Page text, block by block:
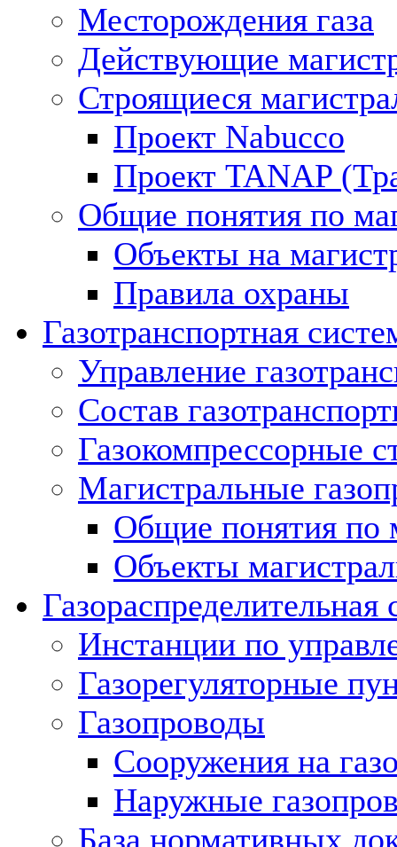
Месторождения газа
Действующие
Строящиеся
Проект Nabucco
Проект TANAP
Общие понятия по
Объекты на
Правила охраны
Газотранспортная
Управление
Состав
Газокомпрессорные
Магистральные
Общие понятия по
Объекты
Газораспределительная
Инстанции по
Газорегуляторные
Газопроводы
Сооружения на
Наружные
База нормативных